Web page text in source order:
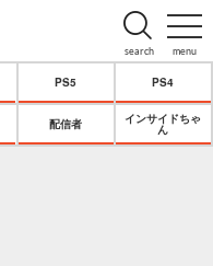
menu
search
PS5 PS4
配信者
インサイドちゃ
ん